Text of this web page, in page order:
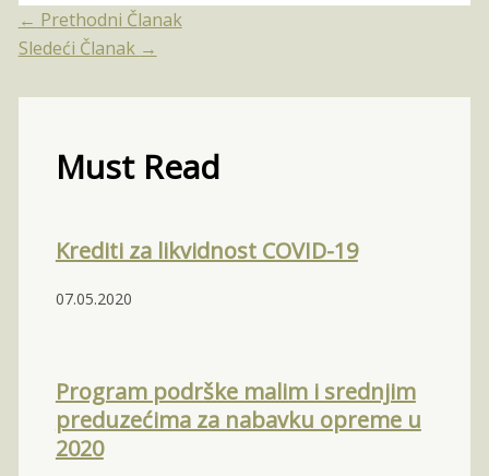
← Prethodni Članak
Sledeći Članak →
Must Read
Krediti za likvidnost COVID-19
07.05.2020
Program podrške malim i srednjim
preduzećima za nabavku opreme u
2020